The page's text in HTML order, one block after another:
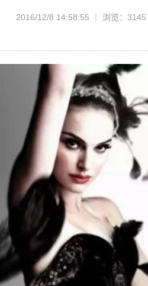
2016/12/8 14:58:55 ｜ 浏览：3145